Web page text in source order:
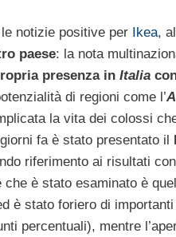
notizie positive per Ikea,
paese: la nota
presenza in Italia
di regioni come l’
la vita dei colossi
fa è stato presentato il
riferimento ai risultati
che è stato esaminato è
è stato foriero di
percentuali), mentre